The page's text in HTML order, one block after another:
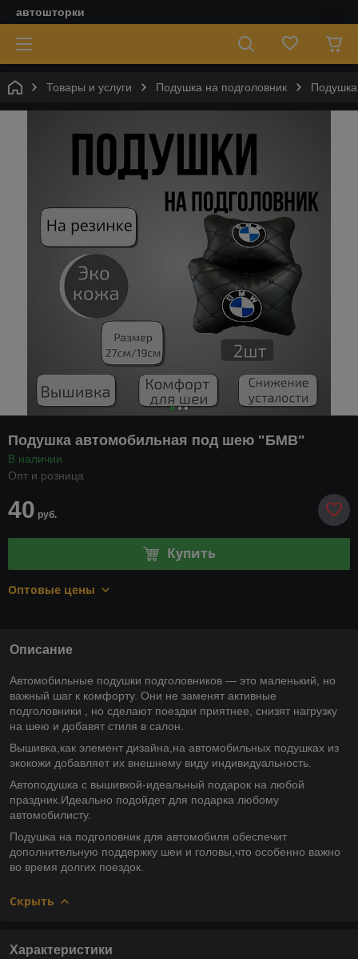
автошторки
Товары и услуги Подушка на подголовник
Подушка автомобильная под шею "БМВ"
В наличии
Опт и розница
40 руб.
Купить
Оптовые цены
Описание
Автомобильные подушки подголовников — это маленький, но
важный шаг к комфорту. Они не заменят активные
подголовники , но сделают поездки приятнее, снизят нагрузку
на шею и добавят стиля в салон.
Вышивка,как элемент дизайна,на автомобильных подушках из
экокожи добавляет их внешнему виду индивидуальность.
Автоподушка с вышивкой-идеальный подарок на любой
праздник.Идеально подойдет для подарка любому
автомобилисту.
Подушка на подголовник для автомобиля обеспечит
дополнительную поддержку шеи и головы,что особенно важно
во время долгих поездок.
Скрыть
Характеристики